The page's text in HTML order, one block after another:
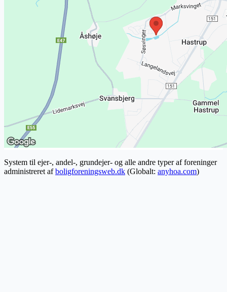
System til ejer-, andel-, grundejer- og alle andre typer af foreninger
administreret afboligforeningsweb.dk (Globalt: anyhoa.com)